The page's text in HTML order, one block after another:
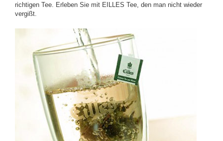
richtigen Tee. Erleben Sie mit EILLES Tee, den man nicht wieder
vergißt.